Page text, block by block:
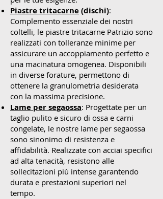
Piastre tritacarne(dischi):
Complemento essenziale dei nostri
coltelli, le piastre tritacarne Patrizio sono
realizzati con tolleranze minime per
assicurare un accoppiamento perfetto e
una macinatura omogenea. Disponibili
in diverse forature, permettono di
ottenere la granulometria desiderata
con la massima precisione.
Lame per segaossa: Progettate per un
taglio pulito e sicuro di ossa e carni
congelate, le nostre lame per segaossa
sono sinonimo di resistenza e
affidabilità. Realizzate con acciai specifici
ad alta tenacità, resistono alle
sollecitazioni più intense garantendo
durata e prestazioni superiori nel
tempo.